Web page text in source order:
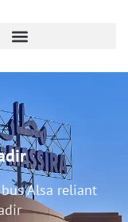
Alsa reliant